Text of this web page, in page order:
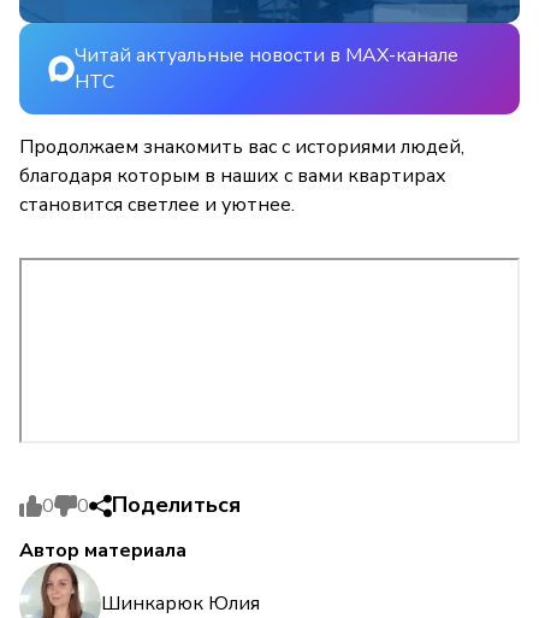
Читай актуальные новости в MAX-канале
НТС
Продолжаем знакомить вас с историями людей,
благодаря которым в наших с вами квартирах
становится светлее и уютнее.
0 0 Поделиться
Автор материала
Шинкарюк Юлия